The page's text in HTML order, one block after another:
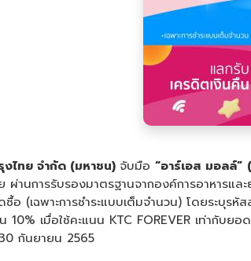
ไทย จำกัด (มหาชน) จับมือ “อาร์เอส มอลล์”
ผ่านการรับรองมาตรฐานจากองค์การอาหารแ
(เฉพาะการชำระแบบเต็มจำนวน) โดยระบุรหั
10% เมื่อใช้คะแนน KTC FOREVER เท่ากับย
กันยายน 2565